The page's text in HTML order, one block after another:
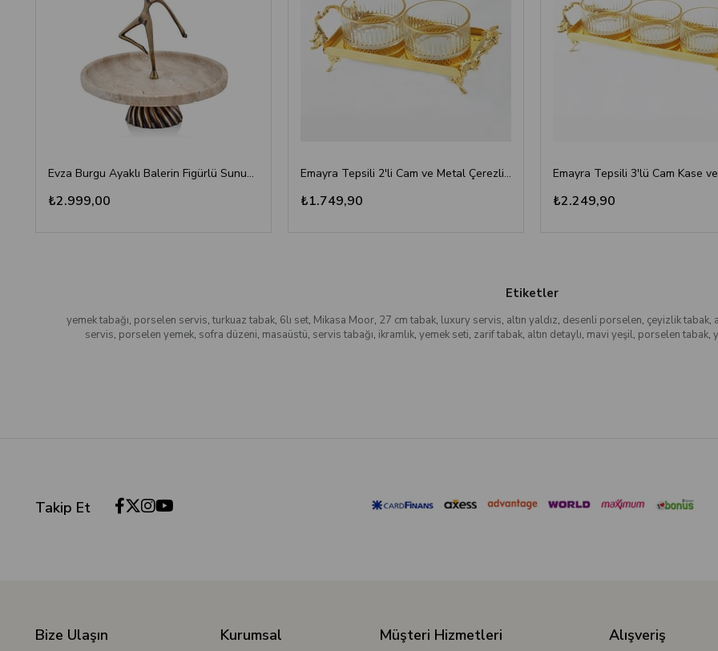
Evza Burgu Ayaklı Balerin Figürlü Sunumluk Traverten
₺2.999,00
Emayra Tepsili 2'li Cam ve Metal Çerezlik Seti - Altın
₺1.749,90 ₺2.249,90
Etiketler
yemek tabağı, porselen servis, turkuaz tabak, 6lı set, Mikasa Moor, 27 cm tabak, luxury servis, altın yaldız, desenli porselen, çeyizlik tabak,
servis, porselen yemek, sofra düzeni, masaüstü, servis tabağı, ikramlık, yemek seti, zarif tabak, altın detaylı, mavi yeşil, porselen tabak,
Takip Et
Bize Ulaşın Kurumsal Müşteri Hizmetleri Alışveriş